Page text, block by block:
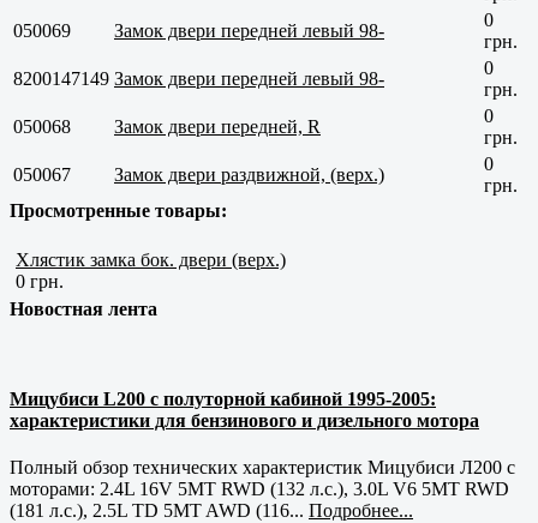
050069
Замок двери передней левый 98-
0
грн.
8200147149 Замок двери передней левый 98-
0
грн.
050068
Замок двери передней, R
0
грн.
050067
Замок двери раздвижной, (верх.)
0
грн.
Просмотренные товары:
Хлястик замка бок. двери (верх.)
0 грн.
Новостная лента
Мицубиси L200 с полуторной кабиной 1995-2005:
характеристики для бензинового и дизельного мотора
Полный обзор технических характеристик Мицубиси Л200 с
моторами: 2.4L 16V 5MT RWD (132 л.с.), 3.0L V6 5MT RWD
(181 л.с.), 2.5L TD 5MT AWD (116... Подробнее...